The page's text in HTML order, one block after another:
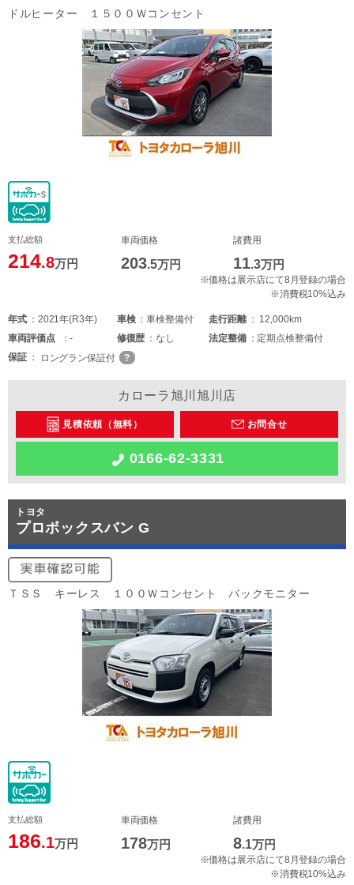
ドルヒーター １５００Ｗコンセント
支払総額
214.8万円
車両価格
203.5万円
諸費用
11.3万円
※価格は展示店にて8月登録の場合
※消費税10%込み
年式 2021年(R3年) 車検 車検整備付 走行距離
12,000km
車両評価点 - 修復歴 なし 法定整備
定期点検整備付
保証
ロングラン保証付
カローラ旭川旭川店
見積依頼（無料） お問合せ
0166-62-3331
トヨタ
プロボックスバン G
ＴＳＳ キーレス １００Ｗコンセント バックモニター
支払総額
186.1万円
車両価格
178万円
諸費用
8.1万円
※価格は展示店にて8月登録の場合
※消費税10%込み